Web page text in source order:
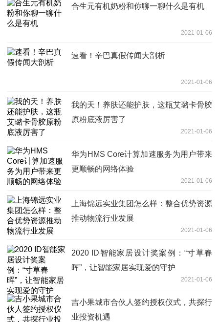
合生元有机奶粉和你聊一聊什么是有机
2021-01-06
速看！辛巴真假传闻大剖析
2021-01-06
我的天！养肤还能护肤，这瓶艾璐卡骨胶
原粉底液厉害了
2021-01-06
华为HMS Core计算加速服务为用户带来
更顺畅的网络体验
2021-01-06
上海锦远实业集团怎么样：整合优势资源
推动物流行业发展
2021-01-06
2020 ID智能家居设计奖案例：“寸草春
晖”，让智能家居实现爱的守护
2021-01-06
吉小果城市合伙人签约授权仪式，共探行
业投资机遇